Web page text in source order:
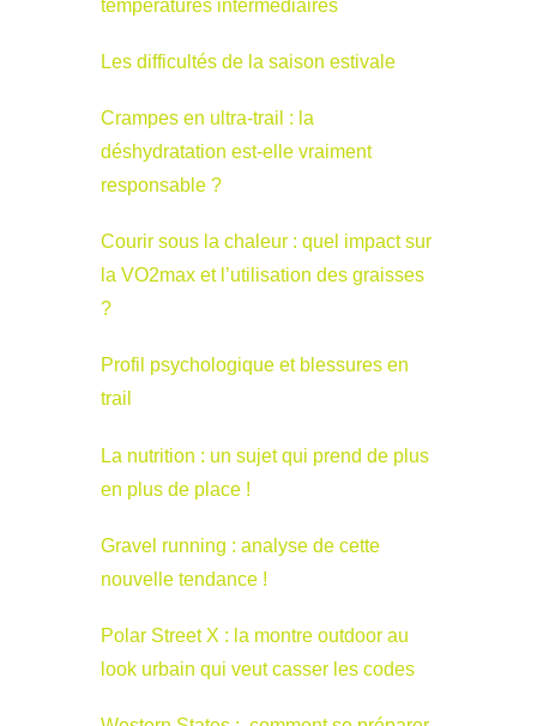
températures intermédiaires
Les difficultés de la saison estivale
Crampes en ultra-trail : la
déshydratation est-elle vraiment
responsable ?
Courir sous la chaleur : quel impact sur
la VO2max et l’utilisation des graisses
?
Profil psychologique et blessures en
trail
La nutrition : un sujet qui prend de plus
en plus de place !
Gravel running : analyse de cette
nouvelle tendance !
Polar Street X : la montre outdoor au
look urbain qui veut casser les codes